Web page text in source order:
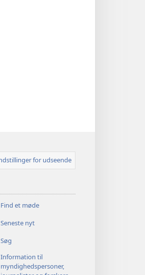
for udseende
Find et møde
Seneste nyt
Søg
Information til
myndighedspersoner,